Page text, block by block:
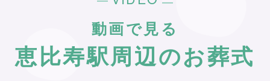
動画で見る
恵比寿駅周辺のお葬式